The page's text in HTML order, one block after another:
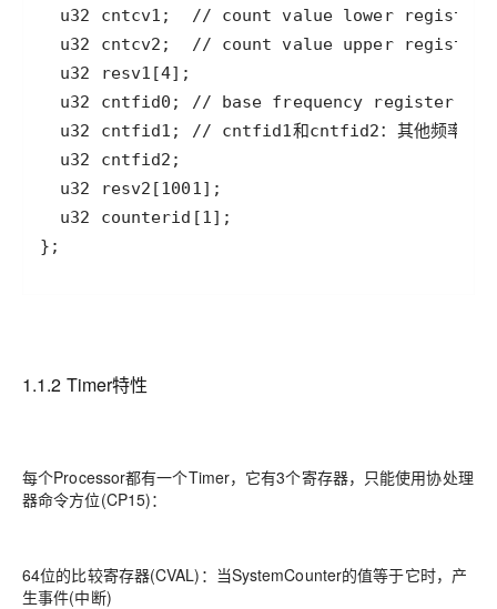
};
1.1.2 Timer特性
每个Processor都有一个Timer，它有3个寄存器，只能使用协处理
器命令方位(CP15)：
64位的比较寄存器(CVAL)：当SystemCounter的值等于它时，产
生事件(中断)